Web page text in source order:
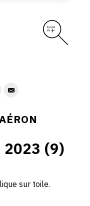
(9)
sur toile.